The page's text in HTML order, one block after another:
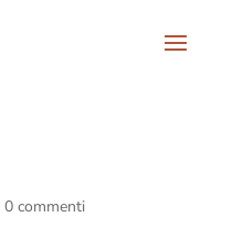
0 commenti